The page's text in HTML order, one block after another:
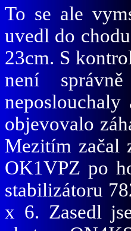
To se ale
uvedl do
23cm. S
není
objevovalo
Mezitím začal
OK1VPZ po
stabilizátoru
x 6. Zasedl